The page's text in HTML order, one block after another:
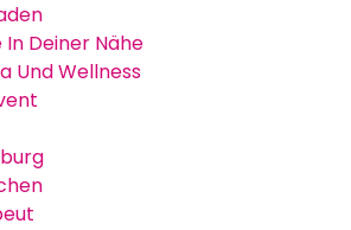
Deiner Nähe
Und Wellness